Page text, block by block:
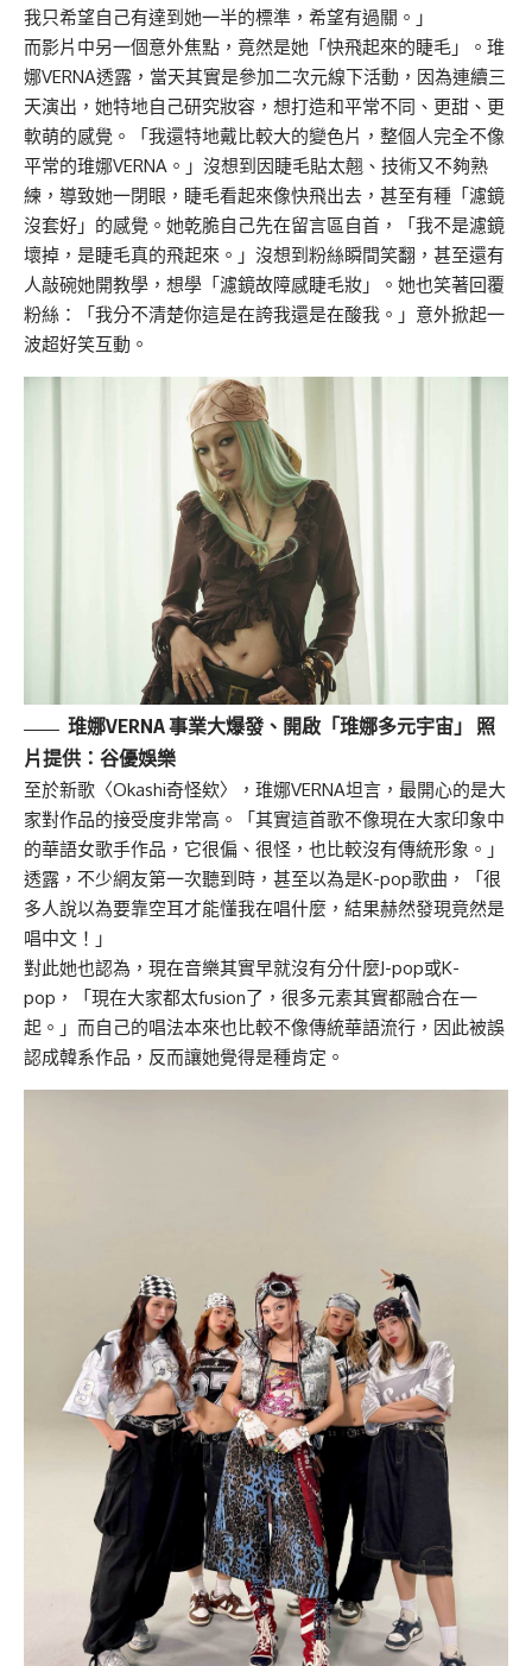
我只希望自己有達到她一半的標準，希望有過關。」
而影片中另一個意外焦點，竟然是她「快飛起來的睫毛」。琟
娜VERNA透露，當天其實是參加二次元線下活動，因為連續三
天演出，她特地自己研究妝容，想打造和平常不同、更甜、更
軟萌的感覺。「我還特地戴比較大的變色片，整個人完全不像
平常的琟娜VERNA。」沒想到因睫毛貼太翹、技術又不夠熟
練，導致她一閉眼，睫毛看起來像快飛出去，甚至有種「濾鏡
沒套好」的感覺。她乾脆自己先在留言區自首，「我不是濾鏡
壞掉，是睫毛真的飛起來。」沒想到粉絲瞬間笑翻，甚至還有
人敲碗她開教學，想學「濾鏡故障感睫毛妝」。她也笑著回覆
粉絲：「我分不清楚你這是在誇我還是在酸我。」意外掀起一
波超好笑互動。
琟娜VERNA 事業大爆發、開啟「琟娜多元宇宙」 照
片提供：谷優娛樂
至於新歌〈Okashi奇怪欸〉，琟娜VERNA坦言，最開心的是大
家對作品的接受度非常高。「其實這首歌不像現在大家印象中
的華語女歌手作品，它很偏、很怪，也比較沒有傳統形象。」
透露，不少網友第一次聽到時，甚至以為是K-pop歌曲，「很
多人說以為要靠空耳才能懂我在唱什麼，結果赫然發現竟然是
唱中文！」
對此她也認為，現在音樂其實早就沒有分什麼J-pop或K-
pop，「現在大家都太fusion了，很多元素其實都融合在一
起。」而自己的唱法本來也比較不像傳統華語流行，因此被誤
認成韓系作品，反而讓她覺得是種肯定。